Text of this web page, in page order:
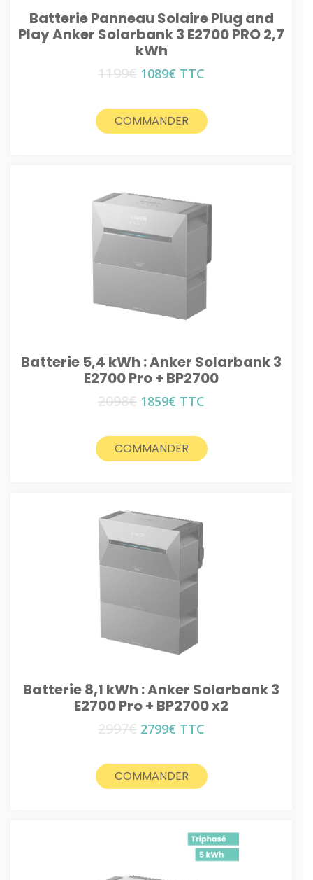
Batterie Panneau Solaire Plug and
Play Anker Solarbank 3 E2700 PRO 2,7
kWh
1199€ Le
était :
1199€.
1089€ Le
est :
1089€.
TTC
COMMANDER
Batterie 5,4 kWh : Anker Solarbank 3
E2700 Pro + BP2700
2098€ Le
était :
2098€.
1859€ Le
est :
1859€.
TTC
COMMANDER
Batterie 8,1 kWh : Anker Solarbank 3
E2700 Pro + BP2700 x2
2997€ Le
était :
2997€.
2799€ Le
est :
2799€.
TTC
COMMANDER